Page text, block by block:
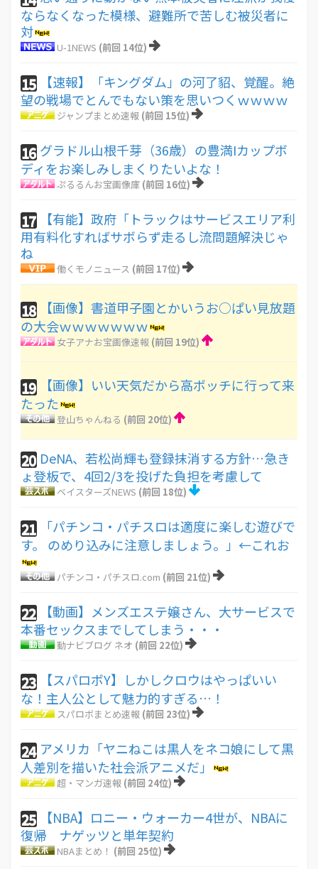
ならなくなった模様、避難所で苦しむ被災者に
対
U-1NEWS (前回 14位)
15
【速報】「キングダム」の河了貂、覚醒。絶
望の戦場でとんでもない策を思いつくｗｗｗｗ
ジャンプまとめ速報 (前回 15位)
16 グラドル山根千芽（36歳）の豊満Iカップボ
ディをお楽しみしまくりたいよな！
ぷるるんお宝画像庫 (前回 16位)
17
【有能】政府「トラックはサービスエリア利
用有料化すればサボらず走るし流問題解決じゃ
ね
働くモノニュース (前回 17位)
18
【画像】書道甲子園とかいうお○ぱい見放題
の大会ｗｗｗｗｗｗｗ
女子アナお宝画像速報 (前回 19位)
19
【画像】いい天気だから高ボッチに行って来
たった
登山ちゃんねる (前回 20位)
20 DeNA、若松尚輝も登録抹消する方針…急き
ょ登板で、4回2/3を投げた負担を考慮して
ベイスターズNEWS (前回 18位)
21
「パチンコ・パチスロは適度に楽しむ遊びで
す。 のめり込みに注意しましょう。」←これお
パチンコ・パチスロ.com (前回 21位)
22
【動画】メンズエステ嬢さん、大サービスで
本番セックスまでしてしまう・・・
動ナビブログ ネオ (前回 22位)
23
【スパロボY】しかしクロウはやっぱいい
な！主人公として魅力的すぎる…！
スパロボまとめ速報 (前回 23位)
24 アメリカ「ヤニねこは黒人をネコ娘にして黒
人差別を描いた社会派アニメだ」
超・マンガ速報 (前回 24位)
25
【NBA】ロニー・ウォーカー4世が、NBAに
復帰 ナゲッツと単年契約
NBAまとめ！ (前回 25位)